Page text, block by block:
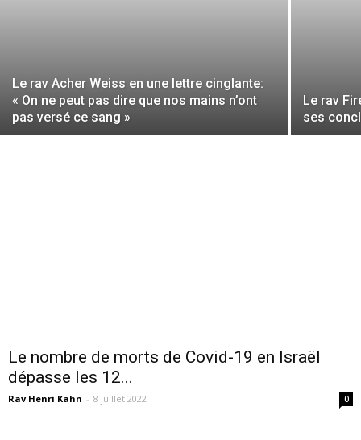
Le rav Acher Weiss en une lettre cinglante:
« On ne peut pas dire que nos mains n’ont
pas versé ce sang »
Le rav
ses
Le nombre de morts de Covid-19 en Israël
dépasse les 12...
Rav Henri Kahn - 8 juillet 2022 0